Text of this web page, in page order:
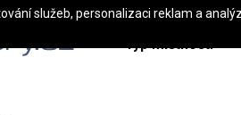
Typ místnosti
služeb, personalizaci reklam a